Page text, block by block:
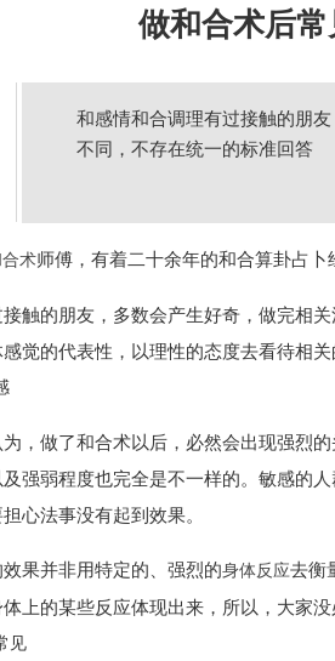
做和合术后
和感情和合调理有过接触的朋
不同，不存在统一的标准回答
术师傅，有着二十余年的和合算卦占卜
触的朋友，多数会产生好奇，做完相
觉的代表性，以理性的态度去看待相关
，做了和合术以后，必然会出现强烈
强弱程度也完全是不一样的。敏感的
心法事没有起到效果。
果并非用特定的、强烈的身体反应去衡
上的某些反应体现出来，所以，大家
见